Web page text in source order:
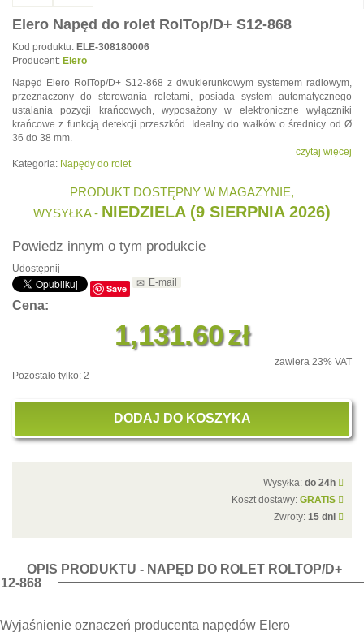
Elero Napęd do rolet RolTop/D+ S12-868
Kod produktu: ELE-308180006
Producent: Elero
Napęd Elero RolTop/D+ S12-868 z dwukierunkowym systemem radiowym,
przeznaczony do sterowania roletami, posiada system automatycznego
ustalania pozycji krańcowych, wyposażony w elektroniczne wyłączniki
krańcowe z funkcją detekcji przeszkód. Idealny do wałków o średnicy od Ø
36 do 38 mm.
czytaj więcej
Kategoria: Napędy do rolet
PRODUKT DOSTĘPNY W MAGAZYNIE,
WYSYŁKA - NIEDZIELA (9 SIERPNIA 2026)
Powiedz innym o tym produkcie
Udostępnij
Save E-mail
Cena:
1,131.60zł
zawiera 23% VAT
Pozostało tylko: 2
DODAJ DO KOSZYKA
Wysyłka: do 24h
Koszt dostawy: GRATIS
Zwroty: 15 dni
OPIS PRODUKTU - NAPĘD DO ROLET ROLTOP/D+
868
Wyjaśnienie oznaczeń producenta napędów Elero